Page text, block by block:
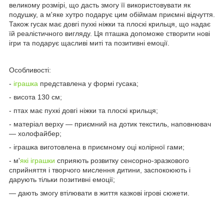
великому розмірі, що дасть змогу її використовувати як
подушку, а м'яке хутро подарує цим обіймам приємні відчуття.
Також гусак має довгі пухкі ніжки та плоскі крильця, що надає
їй реалістичного вигляду. Ця пташка допоможе створити нові
ігри та подарує щасливі миті та позитивні емоції.
Особливості:
- іграшка представлена у формі гусака;
- висота 130 см;
- птах має пухкі довгі ніжки та плоскі крильця;
- матеріал верху — приємний на дотик текстиль, наповнювач
— холофайбер;
- іграшка виготовлена в приємному оці колірної гами;
- м'які іграшки сприяють розвитку сенсорно-зразкового
сприйняття і творчого мислення дитини, заспокоюють і
дарують тільки позитивні емоції;
— дають змогу втілювати в життя казкові ігрові сюжети.